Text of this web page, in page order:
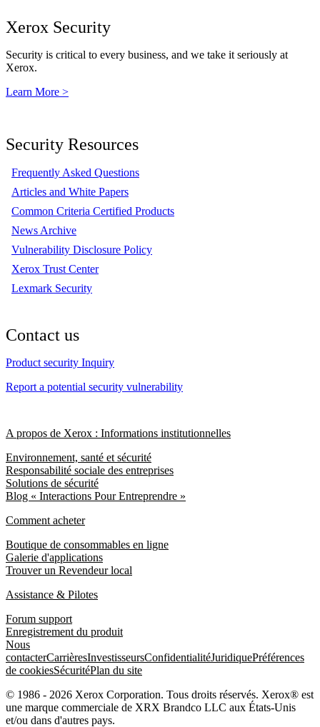
Xerox Security
Security is critical to every business, and we take it seriously at
Xerox.
Learn More >
Security Resources
Frequently Asked Questions
Articles and White Papers
Common Criteria Certified Products
News Archive
Vulnerability Disclosure Policy
Xerox Trust Center
Lexmark Security
Contact us
Product security Inquiry
Report a potential security vulnerability
A propos de Xerox : Informations institutionnelles
Environnement, santé et sécurité
Responsabilité sociale des entreprises
Solutions de sécurité
Blog « Interactions Pour Entreprendre »
Comment acheter
Boutique de consommables en ligne
Galerie d'applications
Trouver un Revendeur local
Assistance & Pilotes
Forum support
Enregistrement du produit
Nous
contacterCarrièresInvestisseursConfidentialitéJuridiquePréférences
de cookiesSécuritéPlan du site
© 1986 - 2026 Xerox Corporation. Tous droits réservés. Xerox® est
une marque commerciale de XRX Brandco LLC aux États-Unis
et/ou dans d'autres pays.